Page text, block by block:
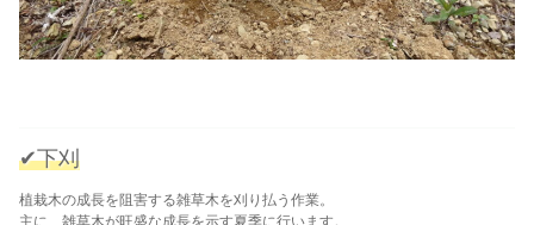
✔下刈
植栽木の成長を阻害する雑草木を刈り払う作業。
主に、雑草木が旺盛な成長を示す夏季に行います。